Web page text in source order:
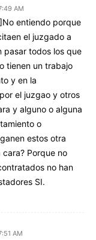
AM
entiendo porque
el juzgado a
pasar todos los que
tienen un trabajo
y en la
el juzgao y otros
y alguno o alguna
o
estos otra
Porque no
no han
SI.
AM